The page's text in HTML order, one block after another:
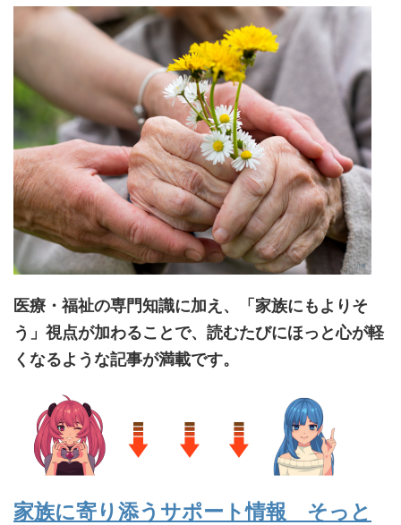
医療・福祉の専門知識に加え、「家族にもよりそ
う」視点が加わることで、読むたびにほっと心が軽
くなるような記事が満載です。
家族に寄り添うサポート情報 そっと